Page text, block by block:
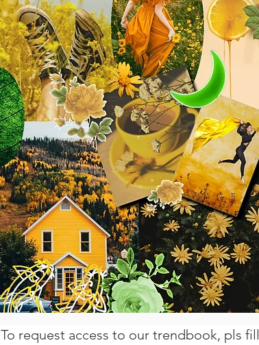
To request access to our trendbook, pls fill